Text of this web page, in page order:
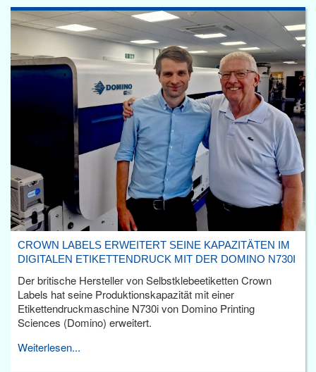
CROWN LABELS ERWEITERT SEINE KAPAZITÄTEN IM
DIGITALEN ETIKETTENDRUCK MIT DER DOMINO N730I
Der britische Hersteller von Selbstklebeetiketten Crown
Labels hat seine Produktionskapazität mit einer
Etikettendruckmaschine N730i von Domino Printing
Sciences (Domino) erweitert.
Weiterlesen...